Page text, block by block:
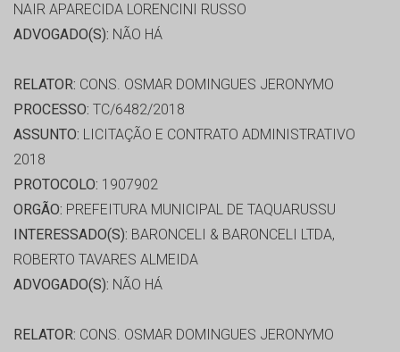
NAIR APARECIDA LORENCINI RUSSO
ADVOGADO(S): NÃO HÁ
RELATOR: CONS. OSMAR DOMINGUES JERONYMO
PROCESSO: TC/6482/2018
ASSUNTO: LICITAÇÃO E CONTRATO ADMINISTRATIVO
2018
PROTOCOLO: 1907902
ORGÃO: PREFEITURA MUNICIPAL DE TAQUARUSSU
INTERESSADO(S): BARONCELI & BARONCELI LTDA,
ROBERTO TAVARES ALMEIDA
ADVOGADO(S): NÃO HÁ
RELATOR: CONS. OSMAR DOMINGUES JERONYMO